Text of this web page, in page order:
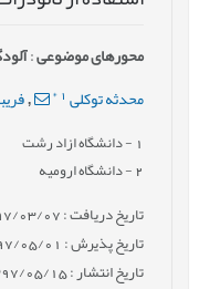
محورهای موضوعی:
محدثه توکلی *
,
- دانشگاه ازاد رشت
2- دانشگاه ارومیه
تاریخ دریافت : 1397/03/07
تاریخ پذیرش : 1397/05/01
تاریخ انتشار : 1397/05/15